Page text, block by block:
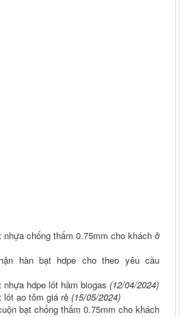
nhựa chống thấm 0.75mm cho khách ở
hàn bạt hdpe cho theo yêu cầu
hdpe lót hầm biogas (12/04/2024)
lót ao tôm giá rẻ (15/05/2024)
bạt chống thấm 0.75mm cho khách